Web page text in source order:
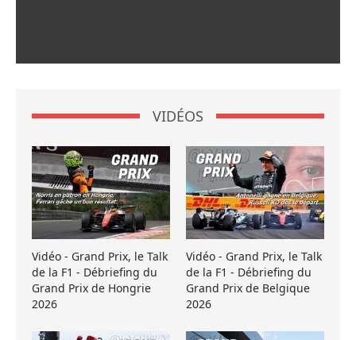
VIDÉOS
Vidéo - Grand Prix, le Talk
de la F1 - Débriefing du
Grand Prix de Hongrie
2026
Vidéo - Grand Prix, le Talk
de la F1 - Débriefing du
Grand Prix de Belgique
2026